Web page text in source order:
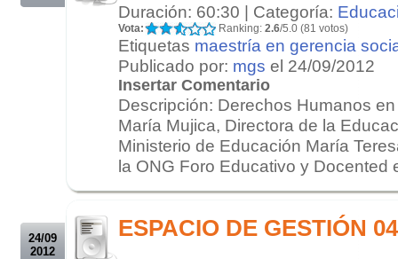
Duración: 60:30 | Categoría:
Vota: Ranking: 2.6/5.0 (81 votos)
Etiquetas maestría en gerencia
Publicado por: mgs el 24/09/2012
Insertar Comentario
Descripción: Derechos Humanos
María Mujica, Directora de la
Ministerio de Educación María
la ONG Foro Educativo y Docented
24/09
2012
ESPACIO DE GESTIÓN